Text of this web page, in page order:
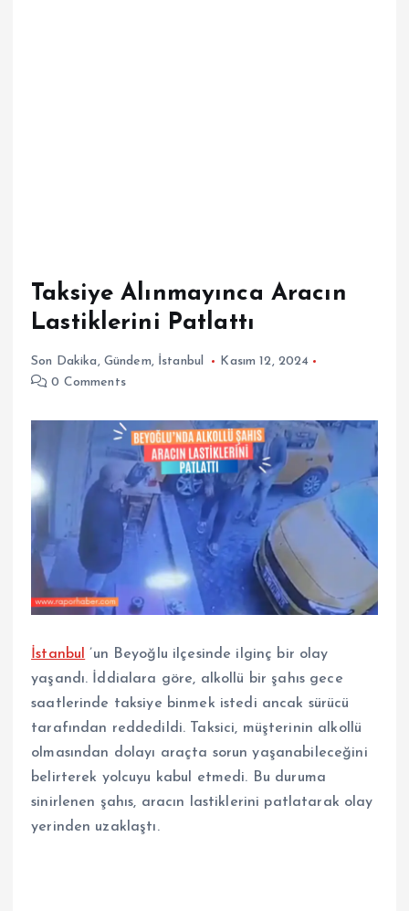
Taksiye Alınmayınca Aracın
Lastiklerini Patlattı
Son Dakika , Gündem, İstanbul
Kasım 12, 2024
0 Comments
İstanbul ’un Beyoğlu ilçesinde ilginç bir olay
yaşandı. İddialara göre, alkollü bir şahıs gece
saatlerinde taksiye binmek istedi ancak sürücü
tarafından reddedildi. Taksici, müşterinin alkollü
olmasından dolayı araçta sorun yaşanabileceğini
belirterek yolcuyu kabul etmedi. Bu duruma
sinirlenen şahıs, aracın lastiklerini patlatarak olay
yerinden uzaklaştı.